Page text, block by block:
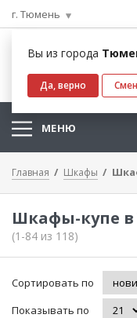
г. Тюмень
Вы из города
Да, верно
МЕНЮ
Главная Шкафы
Шкафы-купе
(1-84 из 118)
Сортировать по
Показывать по